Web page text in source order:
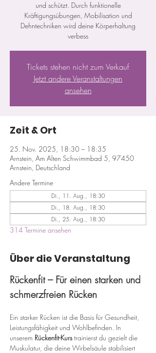
und schützt. Durch funktionelle
Kräftigungsübungen, Mobilisation und
Dehntechniken wird deine Körperhaltung
verbess
Tickets stehen nicht zum Verkauf
Jetzt andere Veranstaltungen
ansehen
Zeit & Ort
25. Nov. 2025, 18:30 – 18:35
Arnstein, Am Alten Schwimmbad 5, 97450
Arnstein, Deutschland
Andere Termine
Di., 11. Aug., 18:30
Di., 18. Aug., 18:30
Di., 25. Aug., 18:30
314 Termine ansehen
Über die Veranstaltung
Rückenfit – Für einen starken und
schmerzfreien Rücken
Ein starker Rücken ist die Basis für Gesundheit,
Leistungsfähigkeit und Wohlbefinden. In
unserem Rückenfit-Kurs trainierst du gezielt die
Muskulatur, die deine Wirbelsäule stabilisiert